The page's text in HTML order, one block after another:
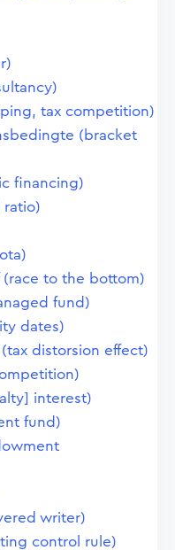
tax competition)
(bracket
financing)
ratio)
(race to the bottom)
fund)
dates)
distorsion effect)
interest)
fund)
writer)
control rule)